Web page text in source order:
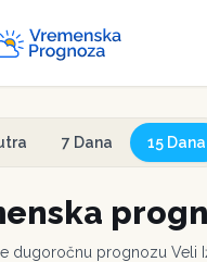
7 Dana 15 Dana
dugoročnu prognozu Veli